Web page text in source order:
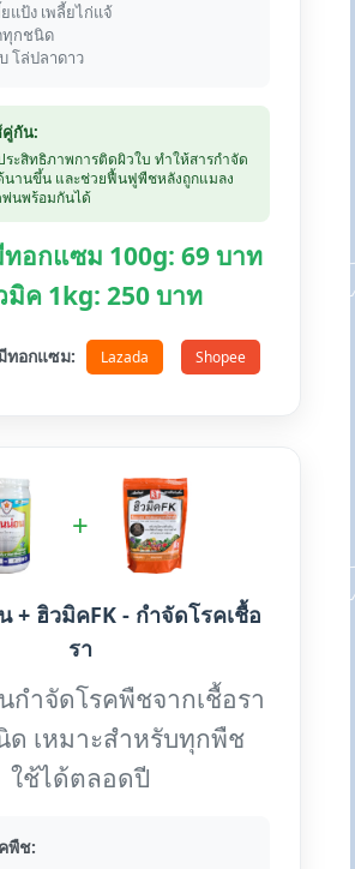
แป้ง เพลี้ยไก่แจ้
ทุกชนิด
โล่ปลาดาว
คู่กัน:
ะสิทธิภาพการติดผิวใบ ทำให้สารกำจัด
นานขึ้น และช่วยฟื้นฟูพืชหลังถูกแมลง
นพร้อมกันได้
ทอกแซม 100g: 69 บาท
มิค 1kg: 250 บาท
ทอกแซม: Lazada Shopee
+
+ ฮิวมิคFK - กำจัดโรคเชื้อ
รา
กำจัดโรคพืชจากเชื้อรา
ด เหมาะสำหรับทุกพืช
ใช้ได้ตลอดปี
พืช: